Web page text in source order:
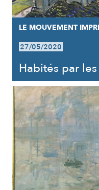
LE MOUVEMENT
27/05/2020
Habités par